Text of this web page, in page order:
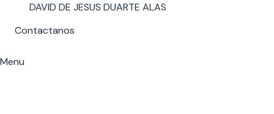
DAVID DE JESUS DUARTE ALAS
Contactanos
Menu